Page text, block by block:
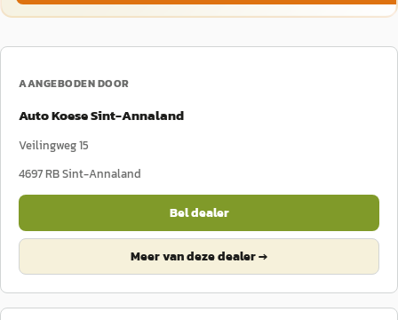
AANGEBODEN DOOR
Auto Koese Sint-Annaland
Veilingweg 15
4697 RBSint-Annaland
Bel dealer
Meer van deze dealer →